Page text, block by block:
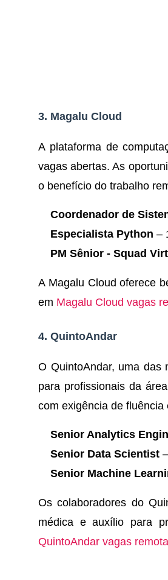
3. Magalu Cloud
A plataforma de
vagas abertas. As
o benefício do trabalho
Coordenador de
Especialista Python –
PM Sênior - Squad
A Magalu Cloud oferece
em Magalu Cloud vagas
4. QuintoAndar
O QuintoAndar, uma das
para profissionais da
com exigência de fluência
Senior Analytics
Senior Data Scientist
Senior Machine
Os colaboradores do
médica e auxílio para
QuintoAndar vagas